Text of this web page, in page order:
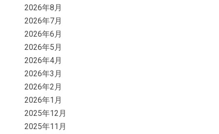
2026年8月
2026年7月
2026年6月
2026年5月
2026年4月
2026年3月
2026年2月
2026年1月
2025年12月
2025年11月